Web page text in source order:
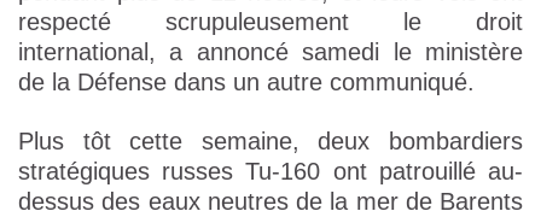
respecté scrupuleusement le droit
international, a annoncé samedi le ministère
de la Défense dans un autre communiqué.
Plus tôt cette semaine, deux bombardiers
stratégiques russes Tu-160 ont patrouillé au-
dessus des eaux neutres de la mer de Barents